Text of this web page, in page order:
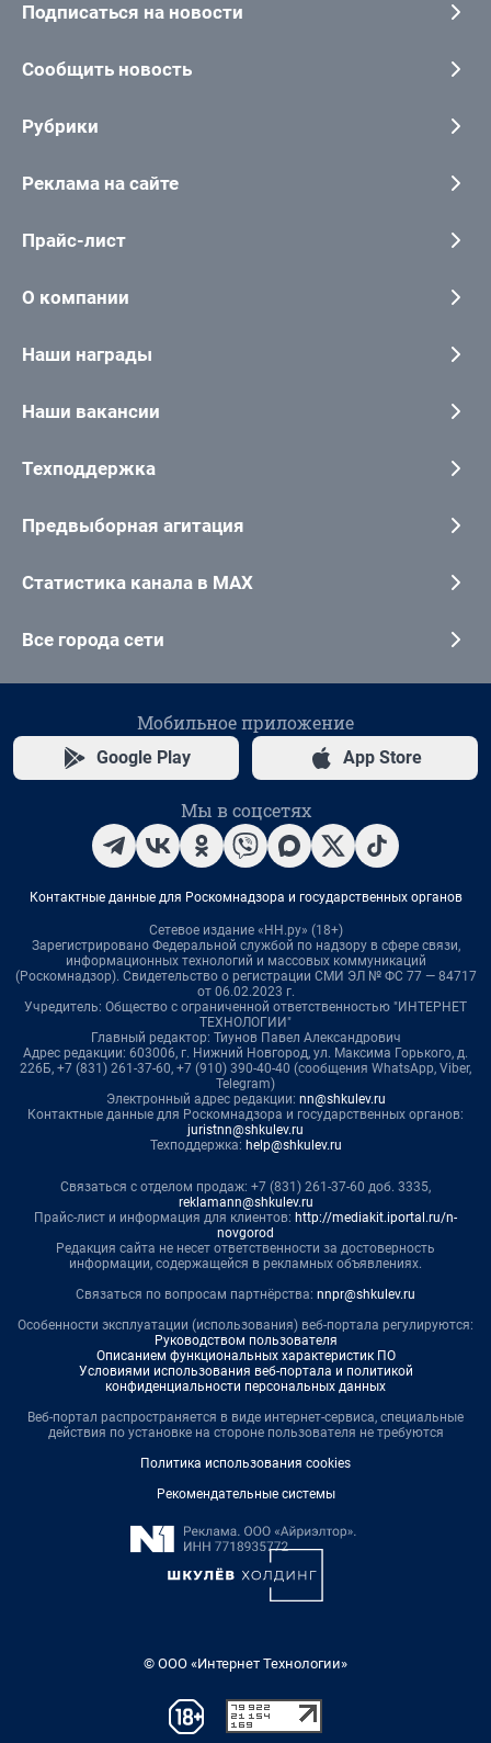
Подписаться на новости
Сообщить новость
Рубрики
Реклама на сайте
Прайс-лист
О компании
Наши награды
Наши вакансии
Техподдержка
Предвыборная агитация
Статистика канала в MAX
Все города сети
Мобильное приложение
Google Play App Store
Мы в соцсетях
Контактные данные для Роскомнадзора и государственных органов
Сетевое издание «НН.ру» (18+)
Зарегистрировано Федеральной службой по надзору в сфере связи,
информационных технологий и массовых коммуникаций
(Роскомнадзор). Свидетельство о регистрации СМИ ЭЛ № ФС 77 — 84717
от 06.02.2023 г.
Учредитель: Общество с ограниченной ответственностью "ИНТЕРНЕТ
ТЕХНОЛОГИИ"
Главный редактор: Тиунов Павел Александрович
Адрес редакции: 603006, г. Нижний Новгород, ул. Максима Горького, д.
226Б, +7 (831) 261-37-60, +7 (910) 390-40-40 (сообщения WhatsApp, Viber,
Telegram)
Электронный адрес редакции: nn@shkulev.ru
Контактные данные для Роскомнадзора и государственных органов:
juristnn@shkulev.ru
Техподдержка: help@shkulev.ru
Связаться с отделом продаж: +7 (831) 261-37-60 доб. 3335,
reklamann@shkulev.ru
Прайс-лист и информация для клиентов: http://mediakit.iportal.ru/n-
novgorod
Редакция сайта не несет ответственности за достоверность
информации, содержащейся в рекламных объявлениях.
Связаться по вопросам партнёрства: nnpr@shkulev.ru
Особенности эксплуатации (использования) веб-портала регулируются:
Руководством пользователя
Описанием функциональных характеристик ПО
Условиями использования веб-портала и политикой
конфиденциальности персональных данных
Веб-портал распространяется в виде интернет-сервиса, специальные
действия по установке на стороне пользователя не требуются
Политика использования cookies
Рекомендательные системы
© ООО «Интернет Технологии»